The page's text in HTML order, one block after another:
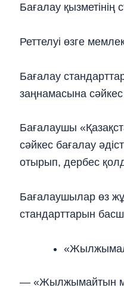
Бағалау
Реттелуі өзге
Бағалау
заңнамасына сәйкес
Бағалаушы
сәйкес бағалау
отырып, дербес
Бағалаушылар өз
стандарттарын
— «Жылжымайтын